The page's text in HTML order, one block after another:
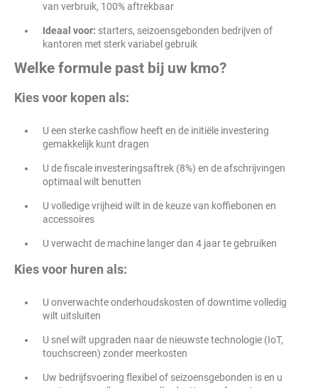
van verbruik, 100% aftrekbaar
Ideaal voor: starters, seizoensgebonden bedrijven of
kantoren met sterk variabel gebruik
Welke formule past bij uw kmo?
Kies voor kopen als:
U een sterke cashflow heeft en de initiële investering
gemakkelijk kunt dragen
U de fiscale investeringsaftrek (8%) en de afschrijvingen
optimaal wilt benutten
U volledige vrijheid wilt in de keuze van koffiebonen en
accessoires
U verwacht de machine langer dan 4 jaar te gebruiken
Kies voor huren als:
U onverwachte onderhoudskosten of downtime volledig
wilt uitsluiten
U snel wilt upgraden naar de nieuwste technologie (IoT,
touchscreen) zonder meerkosten
Uw bedrijfsvoering flexibel of seizoensgebonden is en u